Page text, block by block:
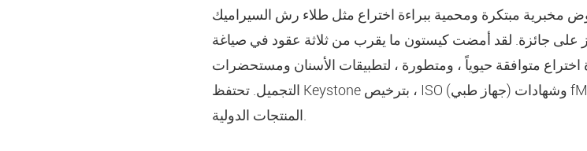
مخبرية مبتكرة ومحمية ببراءة اختراع مثل طلاء رش السيراميك
على جائزة. لقد أمضت كيستون ما يقرب من ثلاثة عقود في صياغة
اختراع متوافقة حيوياً ، ومتطورة ، لتطبيقات الأسنان ومستحضرات
التجميل. تحتفظ Keystone بترخيص ، ISO (جهاز طبي) وشهادات fMP ، إلى جانب شهادات GMP وتسجيلات